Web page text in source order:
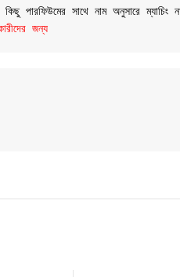
পারফিউমের সাথে নাম অনুসারে
জন্য